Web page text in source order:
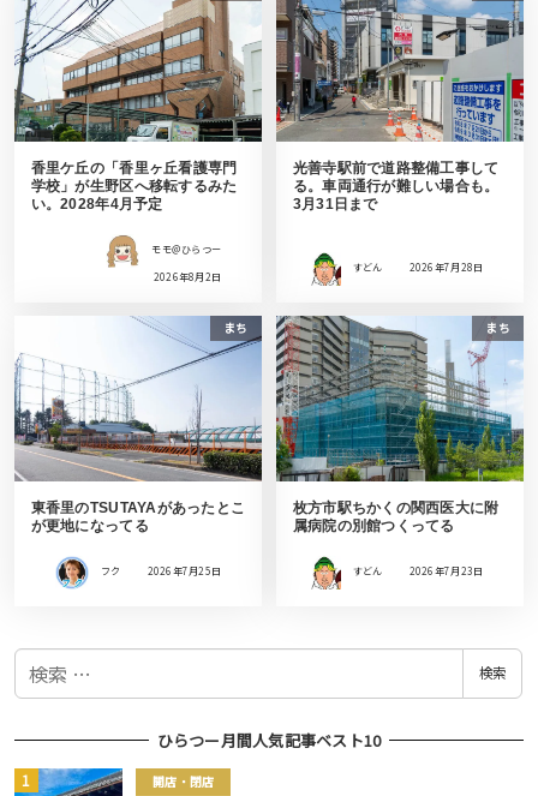
香里ケ丘の「香里ヶ丘看護専門
学校」が生野区へ移転するみた
い。2028年4月予定
モモ＠ひらつー
2026年8月2日
光善寺駅前で道路整備工事して
る。車両通行が難しい場合も。
3月31日まで
すどん 2026年7月28日
まち
東香里のTSUTAYAがあったとこ
が更地になってる
フク 2026年7月25日
まち
枚方市駅ちかくの関西医大に附
属病院の別館つくってる
すどん 2026年7月23日
検
検索
ひらつー月間人気記事ベスト10
開店・閉店